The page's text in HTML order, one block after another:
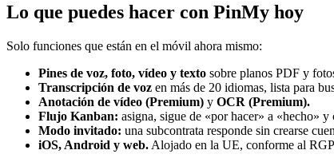
Lo que puedes hacer con PinMy hoy
Solo funciones que están en el móvil ahora mismo:
Pines de voz, foto, vídeo y texto sobre planos PDF y
Transcripción de voz en más de 20 idiomas, lista para
Anotación de vídeo (Premium) y OCR (Premium).
Flujo Kanban: asigna, sigue de «por hacer» a «hecho»
Modo invitado: una subcontrata responde sin crearse
iOS, Android y web. Alojado en la UE, conforme al